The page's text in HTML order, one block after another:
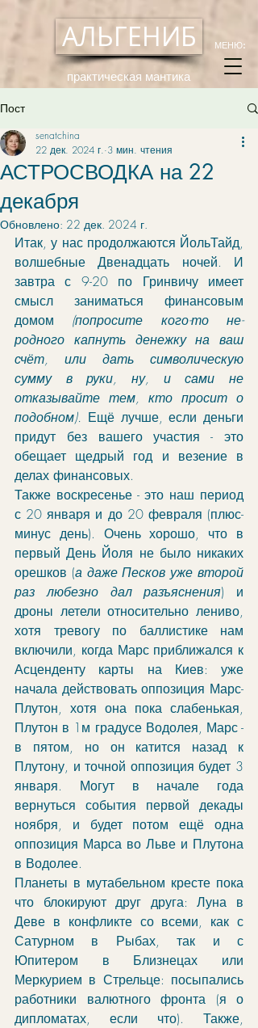
АЛЬГЕНИБ
практическая мантика
МЕНЮ:
Пост
АСТРОСВОДКА на 22
декабря
senatchina
22 дек. 2024 г. 3 мин. чтения
Обновлено: 22 дек. 2024 г.
Итак, у нас продолжаются ЙольТайд,
волшебные Двенадцать ночей. И
завтра с 9-20 по Гринвичу имеет
смысл заниматься финансовым
домом (попросите кого-то не-
родного капнуть денежку на ваш
счёт, или дать символическую
сумму в руки, ну, и сами не
отказывайте тем, кто просит о
подобном). Ещё лучше, если деньги
придут без вашего участия - это
обещает щедрый год и везение в
делах финансовых.
Также воскресенье - это наш период
с 20 января и до 20 февраля (плюс-
минус день). Очень хорошо, что в
первый День Йоля не было никаких
орешков (а даже Песков уже второй
раз любезно дал разъяснения) и
дроны летели относительно лениво,
хотя тревогу по баллистике нам
включили, когда Марс приближался к
Асценденту карты на Киев: уже
начала действовать оппозиция Марс-
Плутон, хотя она пока слабенькая,
Плутон в 1м градусе Водолея, Марс -
в пятом, но он катится назад к
Плутону, и точной оппозиция будет 3
января. Могут в начале года
вернуться события первой декады
ноября, и будет потом ещё одна
оппозиция Марса во Льве и Плутона
в Водолее.
Планеты в мутабельном кресте пока
что блокируют друг друга: Луна в
Деве в конфликте со всеми, как с
Сатурном в Рыбах, так и с
Юпитером в Близнецах или
Меркурием в Стрельце: посыпались
работники валютного фронта (я о
дипломатах, если что). Также,